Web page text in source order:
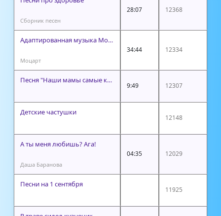
Сборник песен
28:07 12368
Адаптированная музыка Моцарта
Моцарт
34:44 12334
Песня "Наши мамы самые красивые"
9:49 12307
Детские частушки
12148
А ты меня любишь? Ага!
Даша Баранова
04:35 12029
Песни на 1 сентября
11925